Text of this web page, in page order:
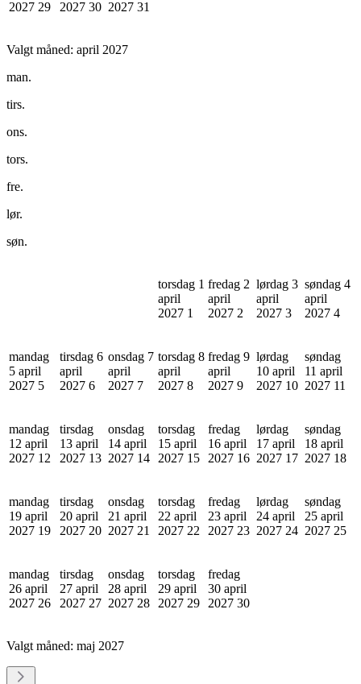
2027 29
2027 30 2027 31
Valgt måned: april 2027
man.
tirs.
ons.
tors.
fre.
lør.
søn.
torsdag 1
april
2027 1
fredag 2
april
2027 2
lørdag 3
april
2027 3
søndag 4
april
2027 4
mandag
5 april
2027 5
tirsdag 6
april
2027 6
onsdag 7
april
2027 7
torsdag 8
april
2027 8
fredag 9
april
2027 9
lørdag
10 april
2027 10
søndag
11 april
2027 11
mandag
12 april
2027 12
tirsdag
13 april
2027 13
onsdag
14 april
2027 14
torsdag
15 april
2027 15
fredag
16 april
2027 16
lørdag
17 april
2027 17
søndag
18 april
2027 18
mandag
19 april
2027 19
tirsdag
20 april
2027 20
onsdag
21 april
2027 21
torsdag
22 april
2027 22
fredag
23 april
2027 23
lørdag
24 april
2027 24
søndag
25 april
2027 25
mandag
26 april
2027 26
tirsdag
27 april
2027 27
onsdag
28 april
2027 28
torsdag
29 april
2027 29
fredag
30 april
2027 30
Valgt måned: maj 2027